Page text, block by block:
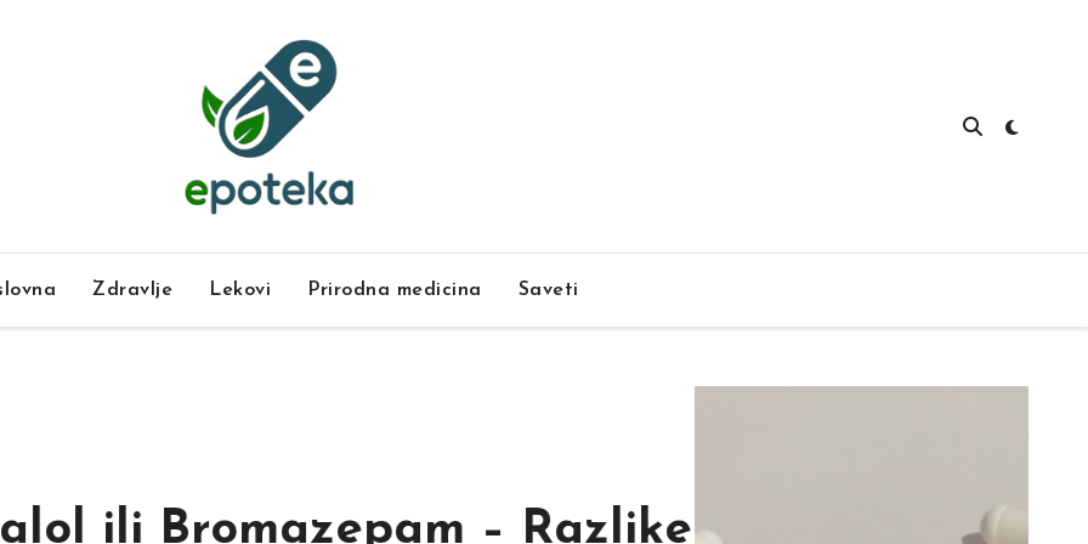
Zdravlje Lekovi Prirodna medicina Saveti
Kako prepoznati kvalitetne